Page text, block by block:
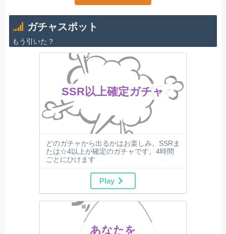
ガチャスポット
もう引いた？
SSR以上確定ガチャ
どのガチャから出るかはお楽しみ。SSRま
たは☆4以上が確定のガチャです。4時間
ごとにひけます
Play
あなたを